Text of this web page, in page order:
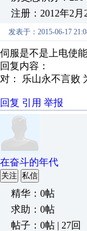
注册：2012年2月
发表于：2015-06-17
伺服是不是上电使
回复内容：
对： 乐山永不言败
回复 引用 举报
在奋斗的年代
关注 私信
精华：0帖
求助：0帖
帖子：0帖 | 27回